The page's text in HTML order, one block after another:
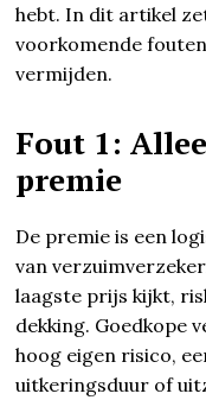
hebt. In dit artikel
voorkomende
vermijden.
Fout 1:
premie
De premie is een
van
laagste prijs kijkt,
dekking. Goedkope
hoog eigen risico,
uitkeringsduur of